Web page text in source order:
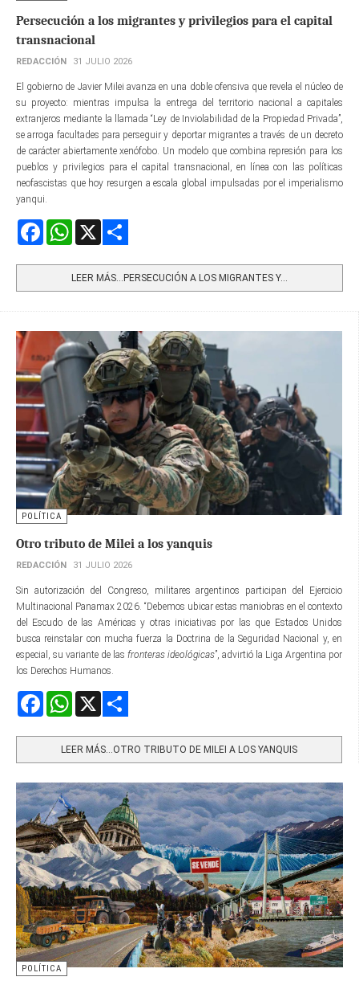
Persecución a los migrantes y privilegios para el capital
transnacional
REDACCIÓN 31 JULIO 2026
El gobierno de Javier Milei avanza en una doble ofensiva que revela el núcleo de
su proyecto: mientras impulsa la entrega del territorio nacional a capitales
extranjeros mediante la llamada “Ley de Inviolabilidad de la Propiedad Privada”,
se arroga facultades para perseguir y deportar migrantes a través de un decreto
de carácter abiertamente xenófobo. Un modelo que combina represión para los
pueblos y privilegios para el capital transnacional, en línea con las políticas
neofascistas que hoy resurgen a escala global impulsadas por el imperialismo
yanqui.
FacebookWhatsApp
LEER MÁS…PERSECUCIÓN A LOS MIGRANTES Y...
POLÍTICA
Otro tributo de Milei a los yanquis
REDACCIÓN 31 JULIO 2026
Sin autorización del Congreso, militares argentinos participan del Ejercicio
Multinacional Panamax 2026. “Debemos ubicar estas maniobras en el contexto
del Escudo de las Américas y otras iniciativas por las que Estados Unidos
busca reinstalar con mucha fuerza la Doctrina de la Seguridad Nacional y, en
especial, su variante de las fronteras ideológicas”, advirtió la Liga Argentina por
los Derechos Humanos.
FacebookWhatsApp
LEER MÁS…OTRO TRIBUTO DE MILEI A LOS YANQUIS
POLÍTICA